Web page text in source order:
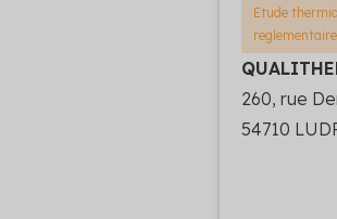
Etude
reglementaire
260, rue
54710